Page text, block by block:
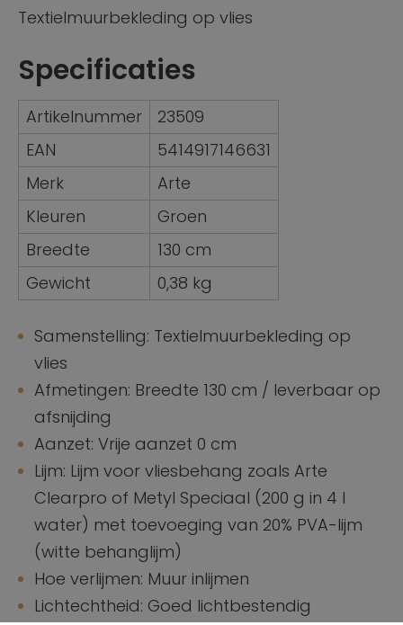
Textielmuurbekleding op vlies
Specificaties
Artikelnummer
23509
EAN
5414917146631
Merk
Arte
Kleuren
Groen
Breedte
130 cm
Gewicht
0,38 kg
Samenstelling: Textielmuurbekleding op
vlies
Afmetingen: Breedte 130 cm / leverbaar op
afsnijding
Aanzet: Vrije aanzet 0 cm
Lijm: Lijm voor vliesbehang zoals Arte
Clearpro of Metyl Speciaal (200 g in 4 l
water) met toevoeging van 20% PVA-lijm
(witte behanglijm)
Hoe verlijmen: Muur inlijmen
Lichtechtheid: Goed lichtbestendig